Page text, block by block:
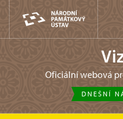
oficiální webová
DNEŠNÍ